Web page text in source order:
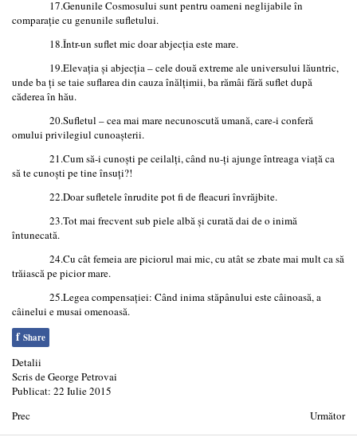
17.Genunile Cosmosului sunt pentru oameni neglijabile în
comparație cu genunile sufletului.
18.Într-un suflet mic doar abjecția este mare.
19.Elevația și abjecția – cele două extreme ale universului lăuntric,
unde ba ți se taie suflarea din cauza înălțimii, ba rămâi fără suflet după
căderea în hău.
20.Sufletul – cea mai mare necunoscută umană, care-i conferă
omului privilegiul cunoașterii.
21.Cum să-i cunoști pe ceilalți, când nu-ți ajunge întreaga viață ca
să te cunoști pe tine însuți?!
22.Doar sufletele înrudite pot fi de fleacuri învrăjbite.
23.Tot mai frecvent sub piele albă și curată dai de o inimă
întunecată.
24.Cu cât femeia are piciorul mai mic, cu atât se zbate mai mult ca să
trăiască pe picior mare.
25.Legea compensației: Când inima stăpânului este câinoasă, a
câinelui e musai omenoasă.
f Share
Detalii
Scris deGeorge Petrovai
Publicat: 22 Iulie 2015
Prec
Următor